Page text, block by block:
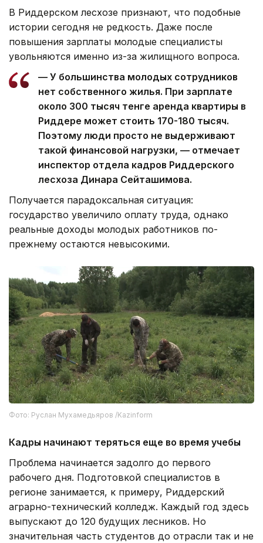
В Риддерском лесхозе признают, что подобные
истории сегодня не редкость. Даже после
повышения зарплаты молодые специалисты
увольняются именно из-за жилищного вопроса.
— У большинства молодых сотрудников
нет собственного жилья. При зарплате
около 300 тысяч тенге аренда квартиры в
Риддере может стоить 170-180 тысяч.
Поэтому люди просто не выдерживают
такой финансовой нагрузки, — отмечает
инспектор отдела кадров Риддерского
лесхоза Динара Сейташимова.
Получается парадоксальная ситуация:
государство увеличило оплату труда, однако
реальные доходы молодых работников по-
прежнему остаются невысокими.
Фото: Руслан Мухамедьяров /Kazinform
Кадры начинают теряться еще во время учебы
Проблема начинается задолго до первого
рабочего дня. Подготовкой специалистов в
регионе занимается, к примеру, Риддерский
аграрно-технический колледж. Каждый год здесь
выпускают до 120 будущих лесников. Но
значительная часть студентов до отрасли так и не